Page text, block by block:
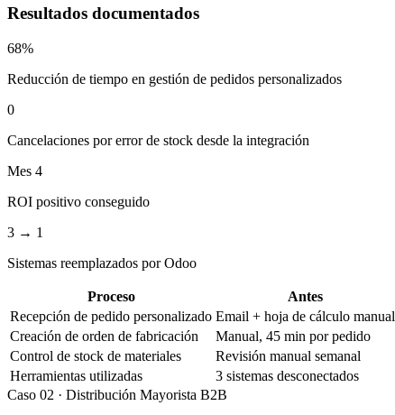
Resultados documentados
68%
Reducción de tiempo en gestión de pedidos personalizados
0
Cancelaciones por error de stock desde la integración
Mes 4
ROI positivo conseguido
3 → 1
Sistemas reemplazados por Odoo
Proceso Antes
Recepción de pedido personalizado Email + hoja de cálculo manual
Creación de orden de fabricación
Manual, 45 min por pedido
Control de stock de materiales
Revisión manual semanal
Herramientas utilizadas
3 sistemas desconectados
Caso 02 · Distribución Mayorista B2B